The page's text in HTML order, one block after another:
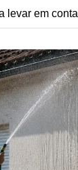
levar em conta